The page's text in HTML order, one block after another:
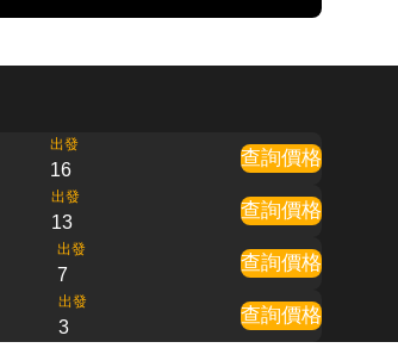
出發
16
查詢價格
出發
13
查詢價格
出發
7
查詢價格
出發
3
查詢價格